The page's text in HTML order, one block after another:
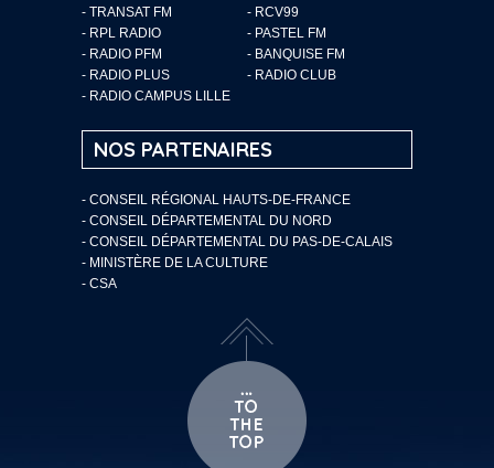
- TRANSAT FM
- RCV99
- RPL RADIO
- PASTEL FM
- RADIO PFM
- BANQUISE FM
- RADIO PLUS
- RADIO CLUB
- RADIO CAMPUS LILLE
NOS PARTENAIRES
- CONSEIL RÉGIONAL HAUTS-DE-FRANCE
- CONSEIL DÉPARTEMENTAL DU NORD
- CONSEIL DÉPARTEMENTAL DU PAS-DE-CALAIS
- MINISTÈRE DE LA CULTURE
- CSA